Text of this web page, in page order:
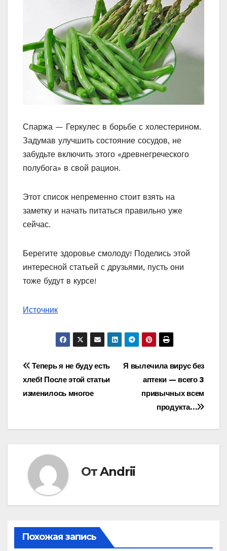
Спаржа — Геркулес в борьбе с холестерином.
Задумав улучшить состояние сосудов, не
забудьте включить этого «древнегреческого
полубога» в свой рацион.
Этот список непременно стоит взять на
заметку и начать питаться правильно уже
сейчас.
Берегите здоровье смолоду! Поделись этой
интересной статьей с друзьями, пусть они
тоже будут в курсе!
Источник
Навигация
по
Я вылечила вирус без
аптеки — всего 3
привычных всем
продукта…
Теперь я не буду есть
хлеб! После этой статьи
изменилось многое
ОтAndrii
Похожая запись